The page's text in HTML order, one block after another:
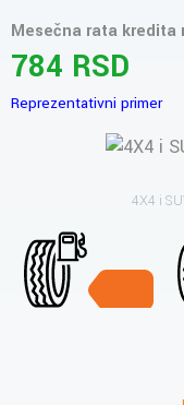
Mesečna rata kredita
784 RSD
Reprezentativni primer
4X4 i